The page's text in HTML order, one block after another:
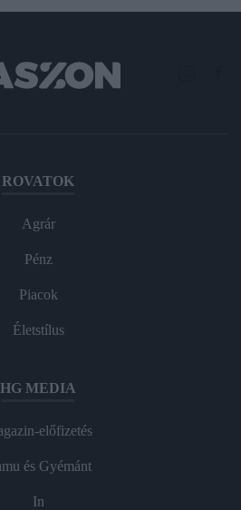
ROVATOK
Agrár
Pénz
Piacok
Életstílus
HG MEDIA
előfizetés
és Gyémánt
In